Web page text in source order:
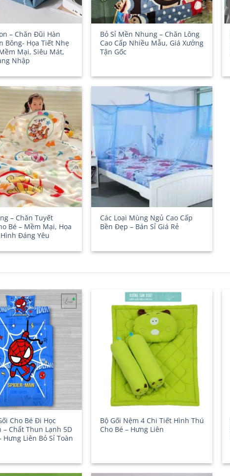
– Chăn Đũi Hàn
Bông- Họa Tiết Nhẹ
Mại, Siêu Mát,
Nhập
Bỏ Sỉ Mền Nhung – Chăn Lông
Cao Cấp Nhiều Mẫu, Giá Xưởng
Tận Gốc
– Chăn Tuyết
Bé – Mềm Mại, Họa
Đáng Yêu
Các Loại Mùng Ngủ Cao Cấp
Bền Đẹp – Bán Sỉ Giá Rẻ
Cho Bé Đi Học
– Chất Thun Lạnh 5D
Hưng Liên Bỏ Sỉ Toàn
Bộ Gối Nệm 4 Chi Tiết Hình Thú
Cho Bé – Hưng Liên